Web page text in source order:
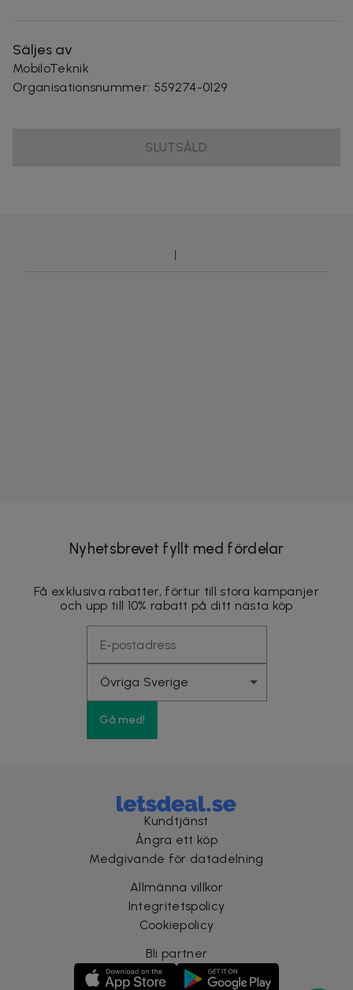
Säljes av
MobiloTeknik
Organisationsnummer: 559274-0129
SLUTSÅLD
Nyhetsbrevet fyllt med fördelar
Få exklusiva rabatter, förtur till stora kampanjer
och upp till 10% rabatt på ditt nästa köp
Gå med!
Kundtjänst
Ångra ett köp
Medgivande för datadelning
Allmänna villkor
Integritetspolicy
Cookiepolicy
Bli partner